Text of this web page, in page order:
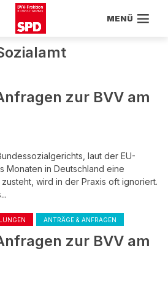
MENÜ
zur BVV am
laut der EU-
Monaten in Deutschland eine
wird in der Praxis oft ignoriert.
ANTRÄGE & ANFRAGEN
zur BVV am